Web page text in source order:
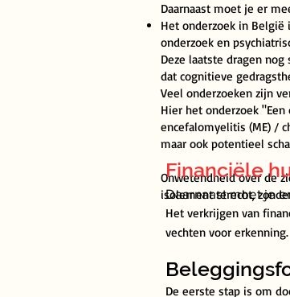
Daarnaast moet je er
Het onderzoek in België
onderzoek en
Deze laatste dragen
dat cognitieve
Veel onderzoeken zijn
Hier het onderzoek "Een
encefalomyelitis (ME) /
maar ook potentieel
Onwetendheid over de
isolement terecht,
Financiële
Daarnaast moet je
Het verkrijgen van
vechten voor erkenning.
De eerste stap is om